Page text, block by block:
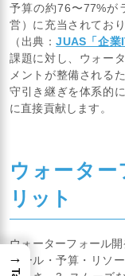
予算の約76〜77%が
営）に充当されてお
（出典：JUAS「企業
課題に対し、ウォー
メントが整備される
守引き継ぎを体系的
に直接貢献します。
ウォーター
リット
ウォーターフォール
ュール・予算・リソ
→